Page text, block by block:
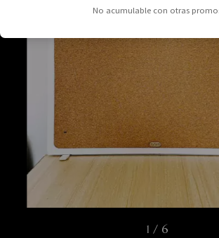
1 / 6
No acumulable con otras